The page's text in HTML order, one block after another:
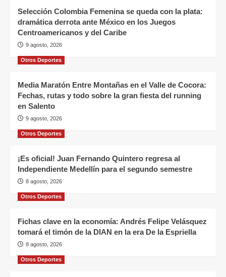
Selección Colombia Femenina se queda con la plata:
dramática derrota ante México en los Juegos
Centroamericanos y del Caribe
9 agosto, 2026
Otros Deportes
Media Maratón Entre Montañas en el Valle de Cocora:
Fechas, rutas y todo sobre la gran fiesta del running
en Salento
9 agosto, 2026
Otros Deportes
¡Es oficial! Juan Fernando Quintero regresa al
Independiente Medellín para el segundo semestre
8 agosto, 2026
Otros Deportes
Fichas clave en la economía: Andrés Felipe Velásquez
tomará el timón de la DIAN en la era De la Espriella
8 agosto, 2026
Otros Deportes